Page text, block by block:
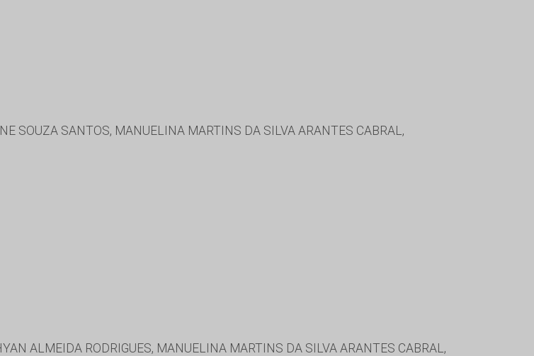
SOUZA SANTOS, MANUELINA MARTINS DA SILVA ARANTES CABRAL,
ALMEIDA RODRIGUES, MANUELINA MARTINS DA SILVA ARANTES CABRAL,